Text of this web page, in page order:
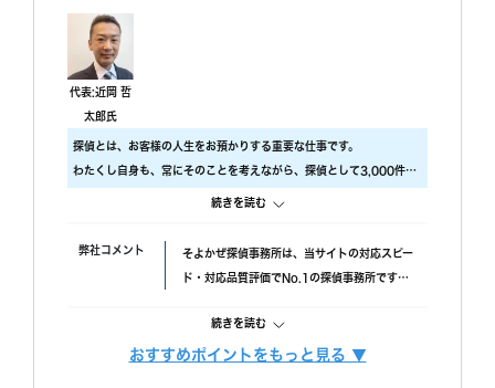
己肯定感が低いこともあり、自分のことを攻めていると、も
っと自信を持ちなさいと励ましてもらってすごく嬉しかった
です。
調査中の印象
尾行が旦那の会社スタートの予定でしたが、場所が違ってい
たようで、必死に探してくれたと伺っております。こちらの
対応については本当に調査員の方々に感謝しかありません。
調査後の印象
報告書はすぐに届けていただけましたが、時間表示が間違っ
と思われます。)おそらく、早急に届けたいと思ってくれた
のかなと思います。
代表:近岡 哲
太郎氏
探偵とは、お客様の人生をお預かりする重要な仕事です。
わたくし自身も、常にそのことを考えながら、探偵として3,000件以
上の調査をおこないました。
す。
・ 厳選した優秀な調査スタッフ
また、お客様ひとりひとりに合った調査プランを立てるには、カウン
続きを読む
弊社コメント そよかぜ探偵事務所は、当サイトの対応スピー
ド・対応品質評価でNo.1の探偵事務所です。
で、完全成功報酬プランも選べます。また、み
んなの名探偵経由で相談できる限定クーポンも
続きを読む
おすすめポイントをもっと見る ▼